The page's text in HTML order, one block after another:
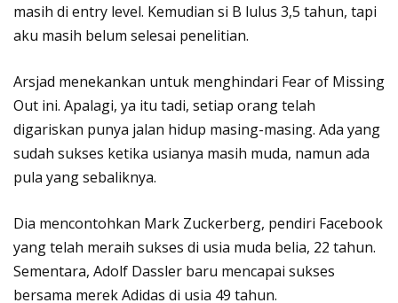
masih di entry level. Kemudian si B lulus 3,5 tahun, tapi
aku masih belum selesai penelitian.
Arsjad menekankan untuk menghindari Fear of Missing
Out ini. Apalagi, ya itu tadi, setiap orang telah
digariskan punya jalan hidup masing-masing. Ada yang
sudah sukses ketika usianya masih muda, namun ada
pula yang sebaliknya.
Dia mencontohkan Mark Zuckerberg, pendiri Facebook
yang telah meraih sukses di usia muda belia, 22 tahun.
Sementara, Adolf Dassler baru mencapai sukses
bersama merek Adidas di usia 49 tahun.